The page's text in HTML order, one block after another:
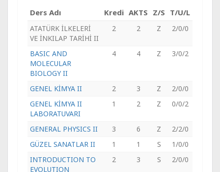
Ders Adı Kredi AKTS Z/S T/U/L
ATATÜRK İLKELERİ
VE İNKILAP TARİHİ II
2 2 Z 2/0/0
BASIC AND
MOLECULAR
BIOLOGY II
4 4 Z 3/0/2
GENEL KİMYA II 2 3 Z
2/0/0
GENEL KİMYA II
LABORATUVARI
1 2 Z 0/0/2
GENERAL PHYSICS II 3 6 Z
2/2/0
GÜZEL SANATLAR II
1 1 S
1/0/0
INTRODUCTION TO
EVOLUTION
2 3 S 2/0/0